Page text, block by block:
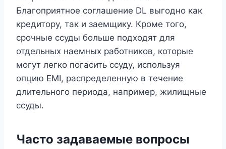
Благоприятное соглашение DL выгодно как
кредитору, так и заемщику. Кроме того,
срочные ссуды больше подходят для
отдельных наемных работников, которые
могут легко погасить ссуду, используя
опцию EMI, распределенную в течение
длительного периода, например, жилищные
ссуды.
Часто задаваемые вопросы